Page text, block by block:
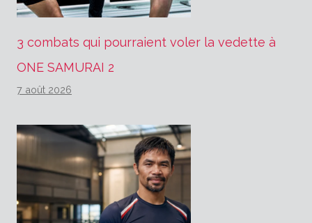
3 combats qui pourraient voler la vedette à
ONE SAMURAI 2
7 août 2026